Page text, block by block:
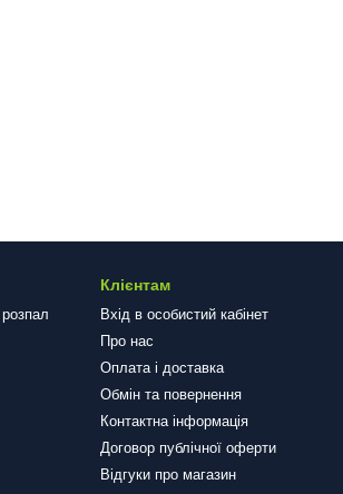
Клієнтам
Вхід в особистий кабінет
Про нас
Оплата і доставка
Обмін та повернення
Контактна інформація
Договор публічної оферти
Відгуки про магазин